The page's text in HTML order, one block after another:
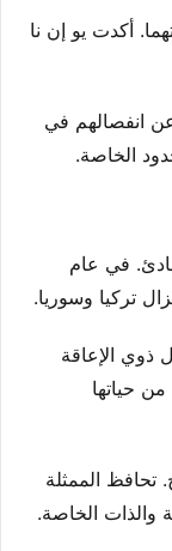
أكدت يو إن نا
عن انفصالهم في
في عام
ذوي الإعاقة
حياتها
الممثلة
والذات الخاصة.